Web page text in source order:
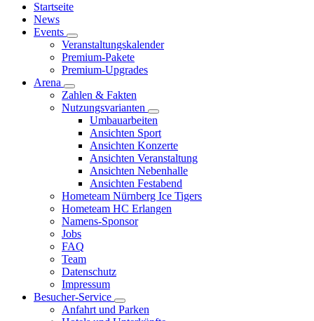
Startseite
News
Events
Veranstaltungskalender
Premium-Pakete
Premium-Upgrades
Arena
Zahlen & Fakten
Nutzungsvarianten
Umbauarbeiten
Ansichten Sport
Ansichten Konzerte
Ansichten Veranstaltung
Ansichten Nebenhalle
Ansichten Festabend
Hometeam Nürnberg Ice Tigers
Hometeam HC Erlangen
Namens-Sponsor
Jobs
FAQ
Team
Datenschutz
Impressum
Besucher-Service
Anfahrt und Parken